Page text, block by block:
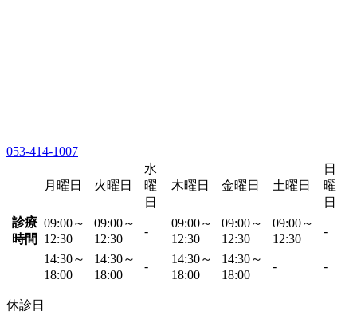
053-414-1007
月曜日 火曜日
水
曜
日
木曜日 金曜日 土曜日
日
曜
日
診療
時間
09:00～
12:30
09:00～
12:30
-
09:00～
12:30
09:00～
12:30
09:00～
12:30
-
14:30～
18:00
14:30～
18:00
-
14:30～
18:00
14:30～
18:00
- -
休診日